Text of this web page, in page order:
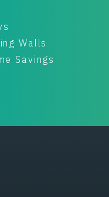
Walls
Savings